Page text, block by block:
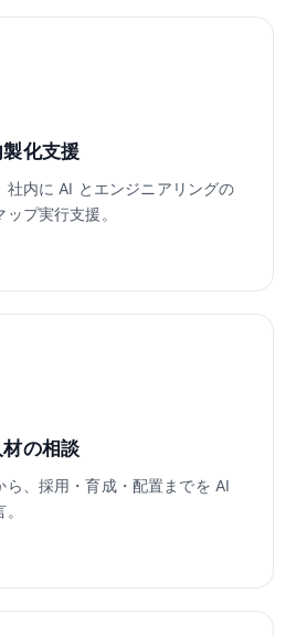
化支援
社内に AI とエンジニアリングの
プ実行支援。
の相談
ら、採用・育成・配置までを AI